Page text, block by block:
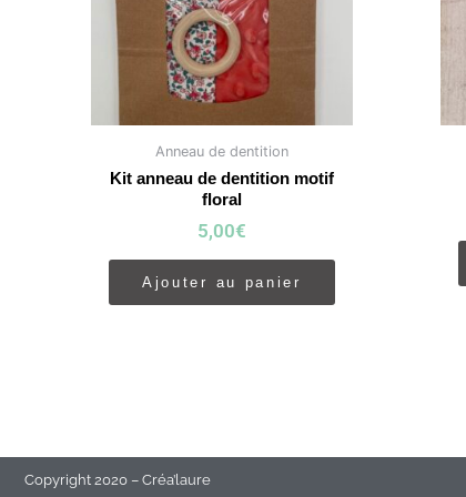
Anneau de dentition
Kit anneau de dentition motif
floral
5,00€
Ajouter au panier
Copyright 2020 – Créa’laure